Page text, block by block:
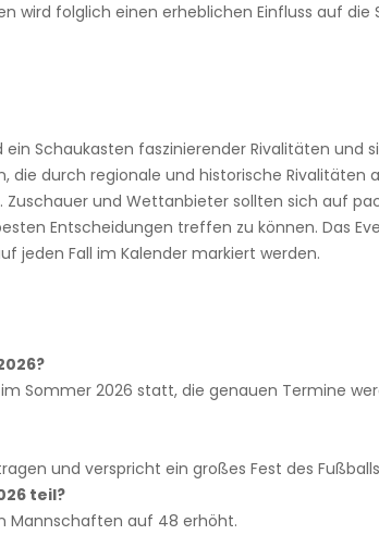
wird folglich einen erheblichen Einfluss auf die
Schaukasten faszinierender Rivalitäten und
durch regionale und historische Rivalitäten
und Wettanbieter sollten sich auf
Entscheidungen treffen zu können. Das
jeden Fall im Kalender markiert werden.
Sommer 2026 statt, die genauen Termine
und verspricht ein großes Fest des
teil?
Mannschaften auf 48 erhöht.